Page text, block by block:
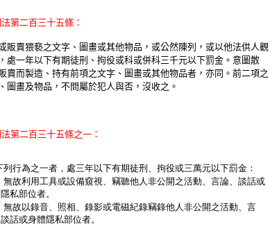
第二百三十五條：
販賣猥褻之文字、圖畫或其他物品，或公然陳列，或以他法供人觀
處一年以下有期徒刑、拘役或科或併科三千元以下罰金。意圖散
賣而製造、持有前項之文字、圖畫或其他物品者，亦同。前二項之
圖畫及物品，不問屬於犯人與否，沒收之。
第二百三十五條之一：
列行為之一者，處三年以下有期徒刑、拘役或三萬元以下罰金：
無故利用工具或設備窺視、竊聽他人非公開之活動、言論、談話或
私部位者。
無故以錄音、照相、錄影或電磁紀錄竊錄他人非公開之活動、言
話或身體隱私部位者。